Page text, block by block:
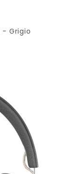
- Grigio